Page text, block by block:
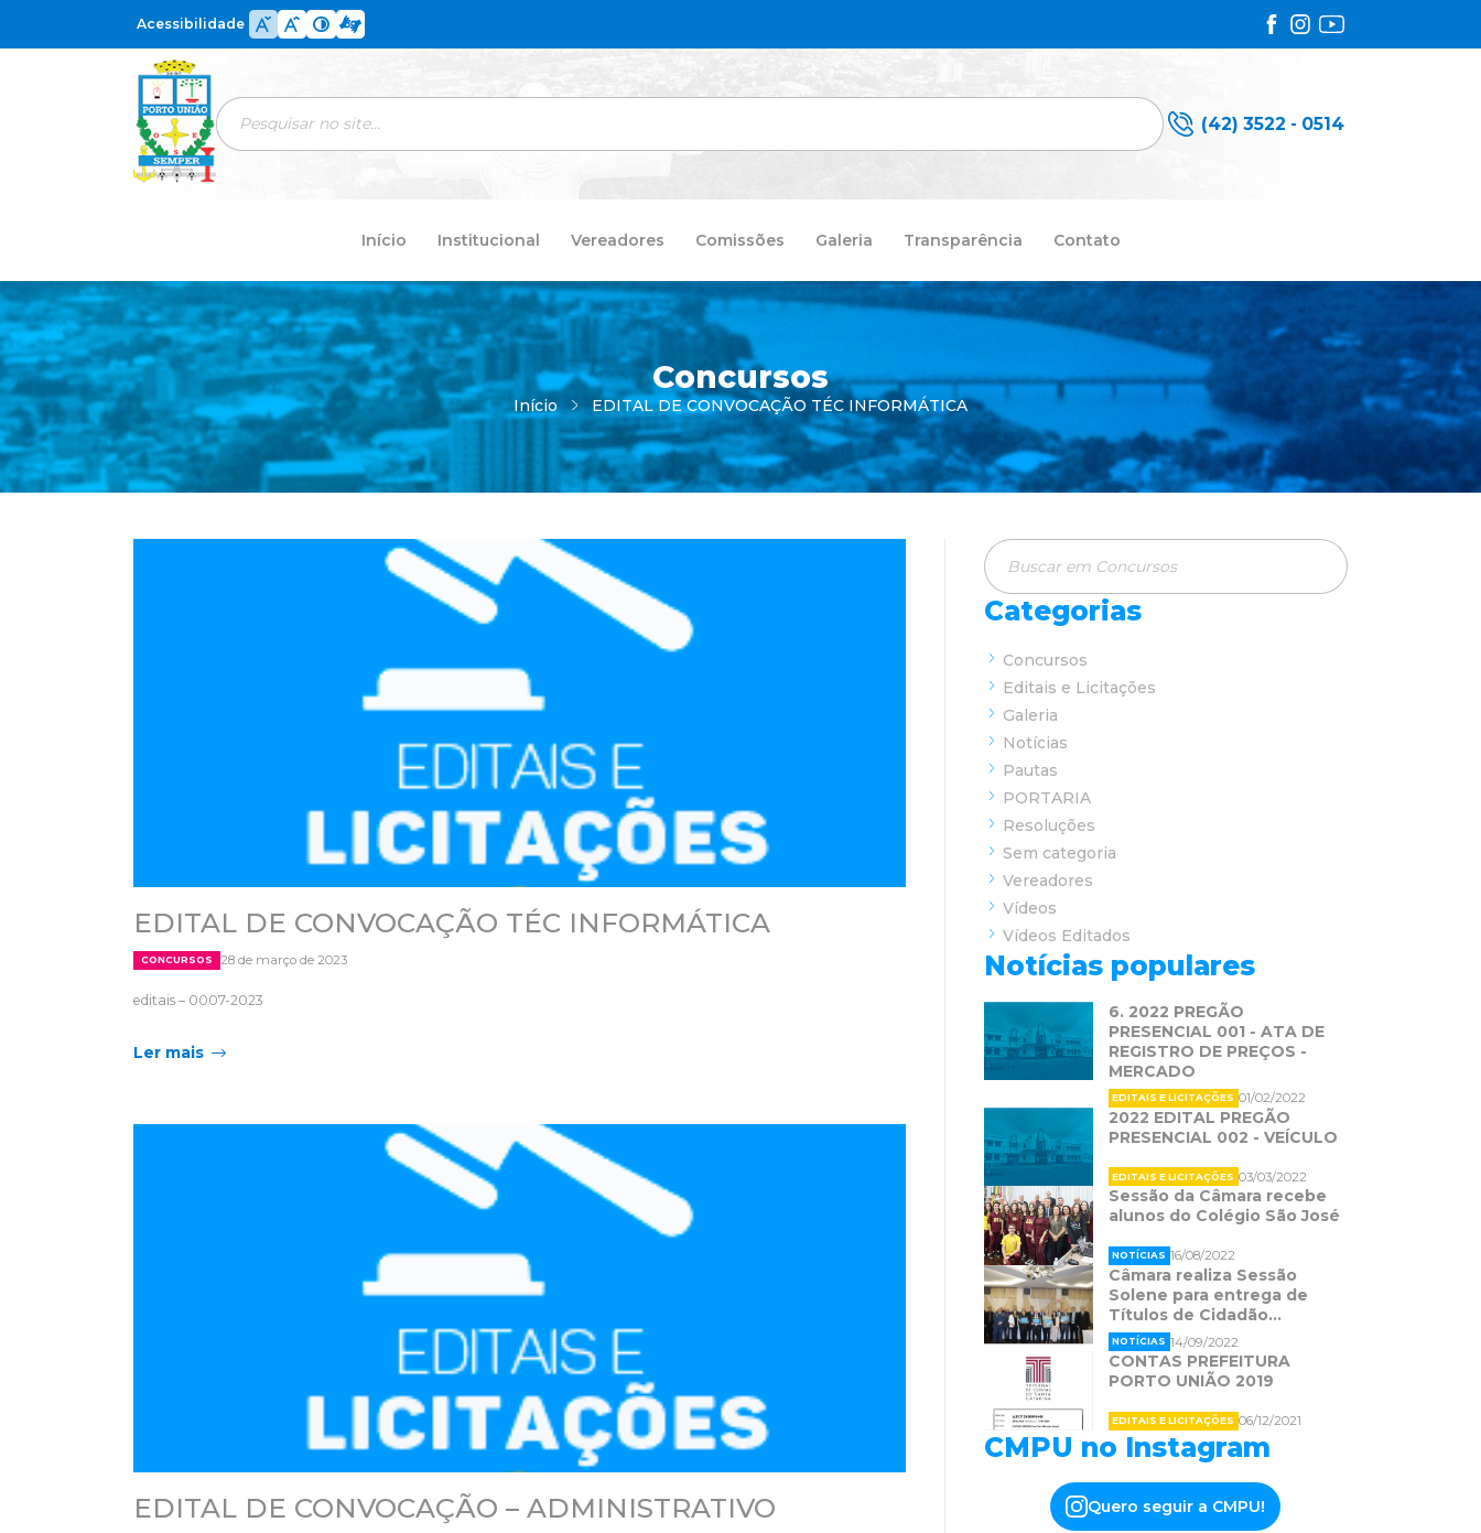
Acessibilidade
(42) 3522 - 0514
Início Institucional Vereadores Comissões Galeria Transparência Contato
Concursos
Início EDITAL DE CONVOCAÇÃO TÉC INFORMÁTICA
EDITAL DE CONVOCAÇÃO TÉC INFORMÁTICA
CONCURSOS 28 de março de 2023
editais – 0007-2023
Ler mais
EDITAL DE CONVOCAÇÃO – ADMINISTRATIVO
Categorias
Concursos
Editais e Licitações
Galeria
Notícias
Pautas
PORTARIA
Resoluções
Sem categoria
Vereadores
Vídeos
Vídeos Editados
Notícias populares
6. 2022 PREGÃO
PRESENCIAL 001 - ATA DE
REGISTRO DE PREÇOS -
MERCADO
EDITAIS E LICITAÇÕES 01/02/2022
2022 EDITAL PREGÃO
PRESENCIAL 002 - VEÍCULO
EDITAIS E LICITAÇÕES 03/03/2022
Sessão da Câmara recebe
alunos do Colégio São José
NOTÍCIAS 16/08/2022
Câmara realiza Sessão
Solene para entrega de
Títulos de Cidadão...
NOTÍCIAS 14/09/2022
CONTAS PREFEITURA
PORTO UNIÃO 2019
EDITAIS E LICITAÇÕES 06/12/2021
CMPU no Instagram
Quero seguir a CMPU!